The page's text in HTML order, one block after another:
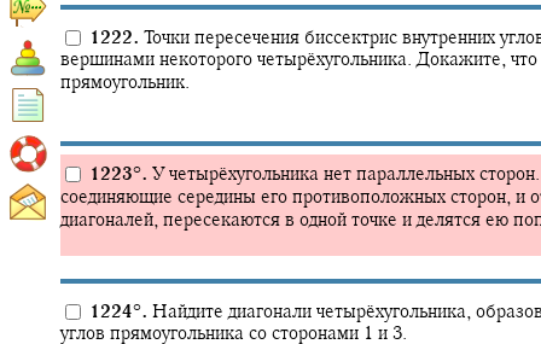
1222. Точки пересечения биссектрис внутренних
вершинами некоторого четырёхугольника. Докажите,
прямоугольник.
1223°. У четырёхугольника нет параллельных
соединяющие середины его противоположных сторон, и
диагоналей, пересекаются в одной точке и делятся ею
1224°. Найдите диагонали четырёхугольника,
углов прямоугольника со сторонами 1 и 3.